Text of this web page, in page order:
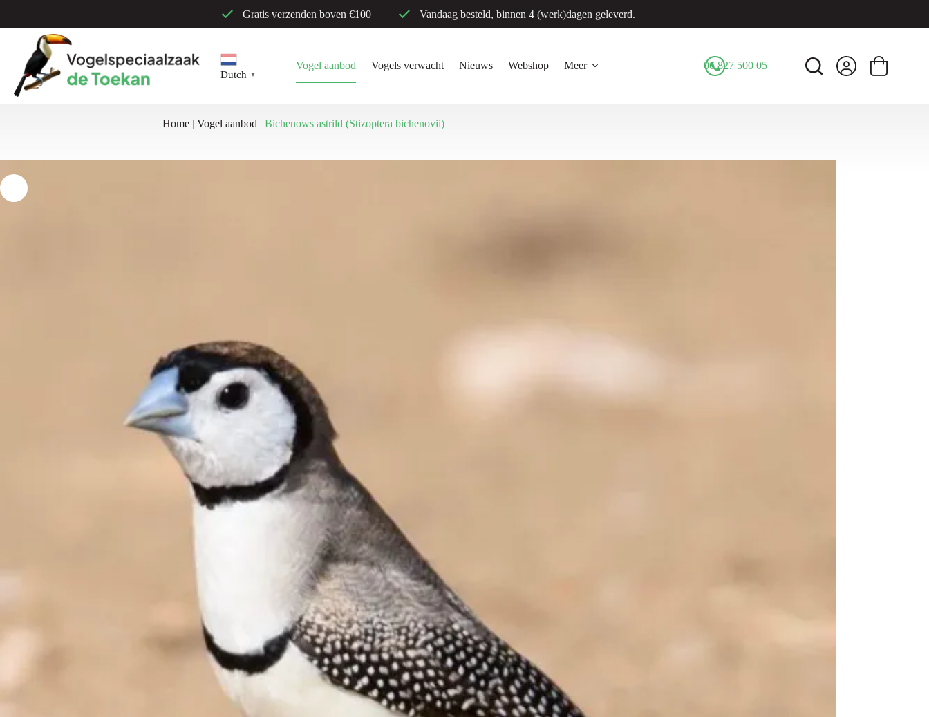
de
Gratis verzenden boven €100 Vandaag besteld, binnen 4 (werk)dagen geleverd.
Dutch ▼
Vogel aanbod Vogels verwacht Nieuws Webshop Meer 06 827 500 05 Winkelwagen
Home |Vogel aanbod |Bichenows astrild (Stizoptera bichenovii)